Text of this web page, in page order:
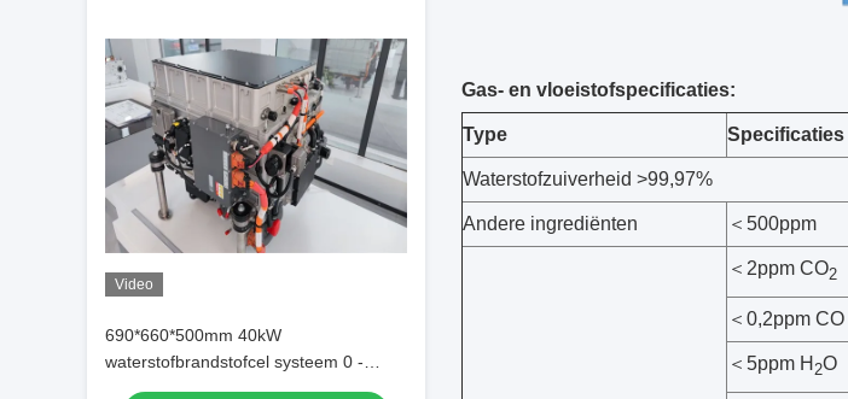
Video
690*660*500mm 40kW
waterstofbrandstofcel systeem 0 -
500A Voor voertuig
Gas- en vloeistofspecificaties:
Type Specificaties
Waterstofzuiverheid >99,97%
Andere ingrediënten ＜500ppm
＜2ppm CO2
＜0,2ppm CO
＜5ppm H 2O